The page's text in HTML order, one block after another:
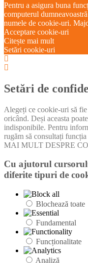
Pentru a asigura buna
computerul
numele de cookie-uri.
Acceptare cookie-uri
Citește mai mult
Setări cookie-uri
box
Setări de
Alegeți ce cookie-uri să fie
oricând. Deși aceasta
indisponibile. Pentru
rugăm să consultați
MAI MULT DESPRE
Cu ajutorul
diferite tipuri de
Blochează toate
Fundamental
Funcționalitate
Analiză